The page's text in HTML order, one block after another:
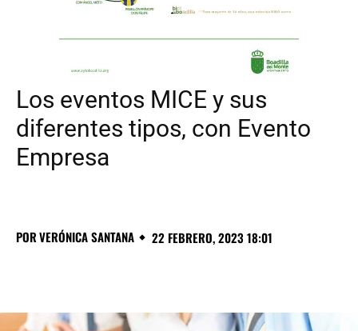
Los eventos MICE y sus
diferentes tipos, con Evento
Empresa
PORVERÓNICA SANTANA 22 FEBRERO, 2023 18:01